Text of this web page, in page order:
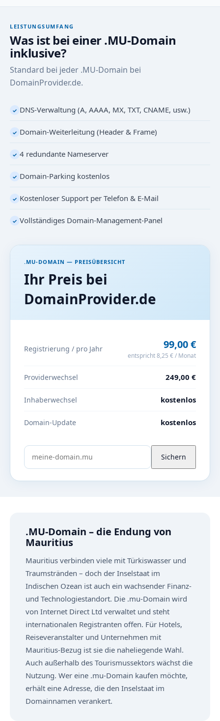
LEISTUNGSUMFANG
Was ist bei einer .MU-Domain
inklusive?
Standard bei jeder .MU-Domain bei
DomainProvider.de.
✓ DNS-Verwaltung (A, AAAA, MX, TXT, CNAME, usw.)
✓ Domain-Weiterleitung (Header & Frame)
✓ 4 redundante Nameserver
✓ Domain-Parking kostenlos
✓ Kostenloser Support per Telefon & E-Mail
✓ Vollständiges Domain-Management-Panel
.MU-DOMAIN — PREISÜBERSICHT
Ihr Preis bei
DomainProvider.de
Registrierung / pro Jahr 99,00 €
entspricht 8,25 € / Monat
Providerwechsel 249,00 €
Inhaberwechsel kostenlos
Domain-Update kostenlos
Sichern
.MU-Domain – die Endung von
Mauritius
Mauritius verbinden viele mit Türkiswasser und
Traumstränden – doch der Inselstaat im
Indischen Ozean ist auch ein wachsender Finanz-
und Technologiestandort. Die .mu-Domain wird
von Internet Direct Ltd verwaltet und steht
internationalen Registranten offen. Für Hotels,
Reiseveranstalter und Unternehmen mit
Mauritius-Bezug ist sie die naheliegende Wahl.
Auch außerhalb des Tourismussektors wächst die
Nutzung. Wer eine .mu-Domain kaufen möchte,
erhält eine Adresse, die den Inselstaat im
Domainnamen verankert.